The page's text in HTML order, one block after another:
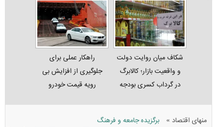
شکاف میان روایت دولت
و واقعیت بازار؛ کالابرگ
در گرداب کسری بودجه
راهکار عملی برای
جلوگیری از افزایش بی
رویه قیمت خودرو
منهای اقتصاد » برگزیده جامعه و فرهنگ